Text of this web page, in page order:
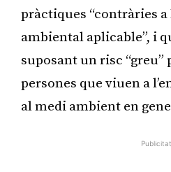
pràctiques “contràries
ambiental aplicable”, i
suposant un risc “greu”
persones que viuen a
al medi ambient en
Publicitat